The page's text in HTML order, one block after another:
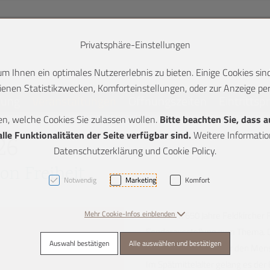
+ 2]
Freiheit
Anlässlich 650 Jahre
Sonderausstellung zum Thema.
lebensbestimmend für den
Im Spätmittelalter gelang es
Privatsphäre-Einstellungen
Ihnen ein optimales Nutzererlebnis zu bieten. Einige Cookies
Statistikzwecken, Komforteinstellungen, oder zur Anzeige
welche Cookies Sie zulassen wollen. Bitte beachten Sie, dass
Funktionalitäten der Seite verfügbar sind.Weitere
Datenschutzerklärung und Cookie Policy.
Notwendig Marketing Komfort
Mehr Cookie-Infos einblenden
Auswahl bestätigen Alle auswählen und bestätigen